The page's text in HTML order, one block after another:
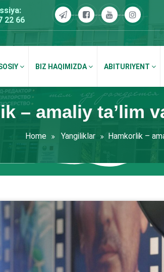
22 66
BIZ HAQIMIZDA ABITURIYENT
– amaliy ta’lim
Home Yangiliklar Hamkorlik –